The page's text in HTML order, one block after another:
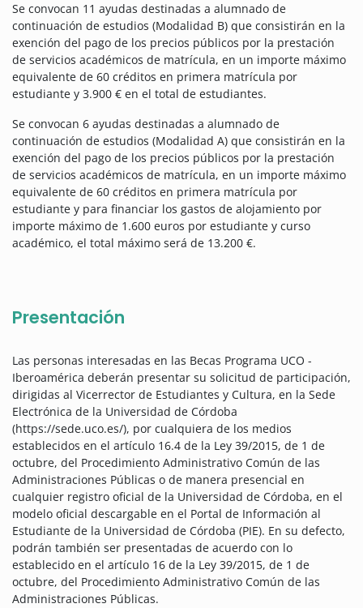
Se convocan 11 ayudas destinadas a alumnado de
continuación de estudios (Modalidad B) que consistirán en la
exención del pago de los precios públicos por la prestación
de servicios académicos de matrícula, en un importe máximo
equivalente de 60 créditos en primera matrícula por
estudiante y 3.900 € en el total de estudiantes.
Se convocan 6 ayudas destinadas a alumnado de
continuación de estudios (Modalidad A) que consistirán en la
exención del pago de los precios públicos por la prestación
de servicios académicos de matrícula, en un importe máximo
equivalente de 60 créditos en primera matrícula por
estudiante y para financiar los gastos de alojamiento por
importe máximo de 1.600 euros por estudiante y curso
académico, el total máximo será de 13.200 €.
Presentación
Las personas interesadas en las Becas Programa UCO -
Iberoamérica deberán presentar su solicitud de participación,
dirigidas al Vicerrector de Estudiantes y Cultura, en la Sede
Electrónica de la Universidad de Córdoba
(https://sede.uco.es/), por cualquiera de los medios
establecidos en el artículo 16.4 de la Ley 39/2015, de 1 de
octubre, del Procedimiento Administrativo Común de las
Administraciones Públicas o de manera presencial en
cualquier registro oficial de la Universidad de Córdoba, en el
modelo oficial descargable en el Portal de Información al
Estudiante de la Universidad de Córdoba (PIE). En su defecto,
podrán también ser presentadas de acuerdo con lo
establecido en el artículo 16 de la Ley 39/2015, de 1 de
octubre, del Procedimiento Administrativo Común de las
Administraciones Públicas.